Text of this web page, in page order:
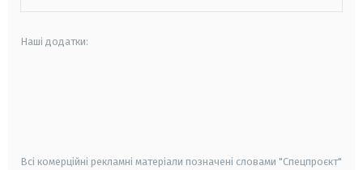
Наші додатки:
Всі комерційні рекламні матеріали позначені словами "Спецпроєкт"